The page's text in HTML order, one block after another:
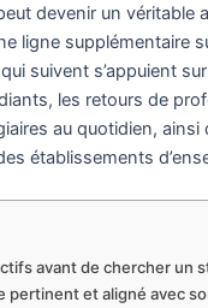
devenir un véritable
ligne supplémentaire
suivent s’appuient
les retours de
au quotidien, ainsi
établissements
avant de chercher un
pertinent et aligné avec